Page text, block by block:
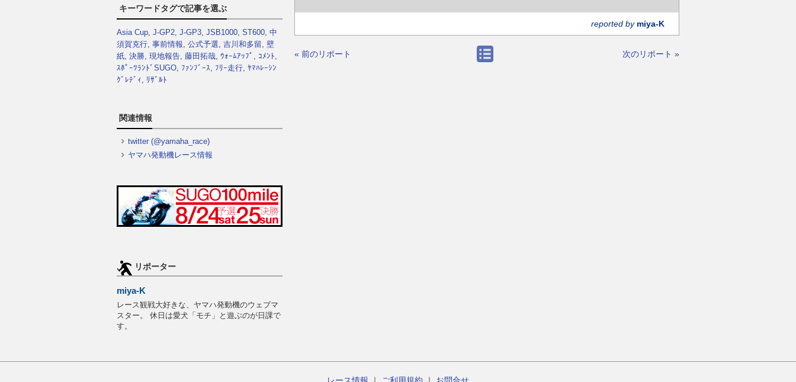
reported by miya-K
« 前のリポート 次のリポート »
キーワードタグで記事を選ぶ
Asia Cup, J-GP2, J-GP3, JSB1000, ST600, 中
須賀克行, 事前情報, 公式予選, 吉川和多留, 壁
紙, 決勝, 現地報告, 藤田拓哉, ｳｫｰﾑｱｯﾌﾟ , ｺﾒﾝﾄ,
ｽﾎﾟｰﾂﾗﾝﾄﾞSUGO, ﾌｧﾝﾌﾞｰｽ, ﾌﾘｰ走行, ﾔﾏﾊﾚｰｼﾝ
ｸﾞﾚﾃﾞｨ , ﾘｻﾞﾙﾄ
関連情報
twitter (@yamaha_race)
ヤマハ発動機レース情報
リポーター
miya-K
レース観戦大好きな、ヤマハ発動機のウェブマ
スター。 休日は愛犬「モチ」と遊ぶのが日課で
す。